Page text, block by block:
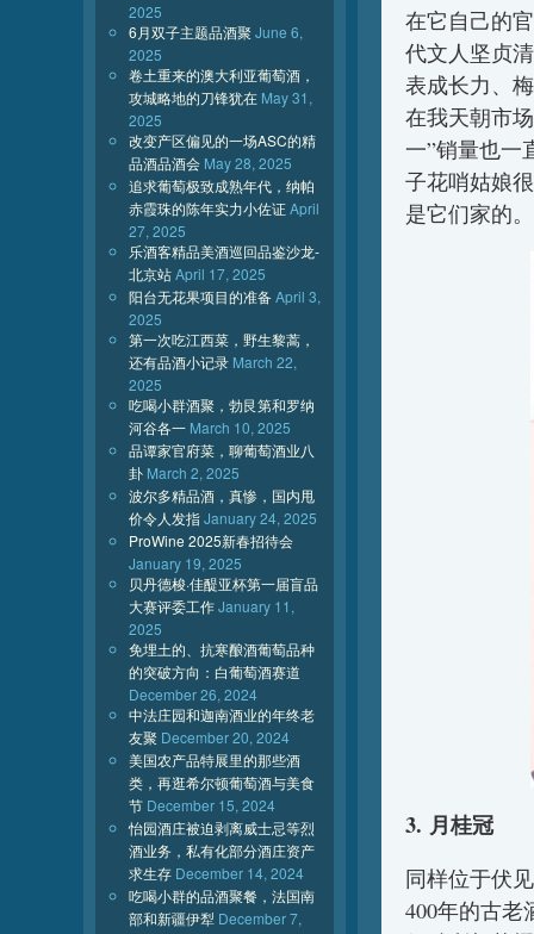
在它自己的
代文人坚贞
表成长力、
在我天朝市
一”销量也一
子花哨姑娘
是它们家的。
3. 月桂冠
同样位于伏
400年的古老
2025
6月双子主题品酒聚 June 6,
2025
卷土重来的澳大利亚葡萄酒，
攻城略地的刀锋犹在 May 31,
2025
改变产区偏见的一场ASC的精
品酒品酒会 May 28, 2025
追求葡萄极致成熟年代，纳帕
赤霞珠的陈年实力小佐证April
27, 2025
乐酒客精品美酒巡回品鉴沙龙-
北京站April 17, 2025
阳台无花果项目的准备April 3,
2025
第一次吃江西菜，野生黎蒿，
还有品酒小记录 March 22,
2025
吃喝小群酒聚，勃艮第和罗纳
河谷各一 March 10, 2025
品谭家官府菜，聊葡萄酒业八
卦 March 2, 2025
波尔多精品酒，真惨，国内甩
价令人发指January 24, 2025
ProWine 2025新春招待会
January 19, 2025
贝丹德梭·佳醍亚杯第一届盲品
大赛评委工作January 11,
2025
免埋土的、抗寒酿酒葡萄品种
的突破方向：白葡萄酒赛道
December 26, 2024
中法庄园和迦南酒业的年终老
友聚 December 20, 2024
美国农产品特展里的那些酒
类，再逛希尔顿葡萄酒与美食
节 December 15, 2024
怡园酒庄被迫剥离威士忌等烈
酒业务，私有化部分酒庄资产
求生存 December 14, 2024
吃喝小群的品酒聚餐，法国南
部和新疆伊犁 December 7,